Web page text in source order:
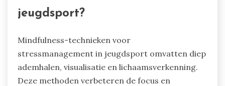
jeugdsport?
Mindfulness-technieken voor
stressmanagement in jeugdsport omvatten diep
ademhalen, visualisatie en lichaamsverkenning.
Deze methoden verbeteren de focus en